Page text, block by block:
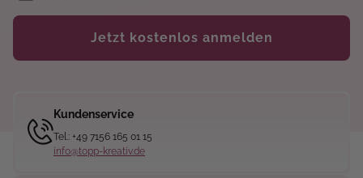
Jetzt kostenlos anmelden
Kundenservice
Tel.: +49 7156 165 01 15
info@topp-kreativ.de